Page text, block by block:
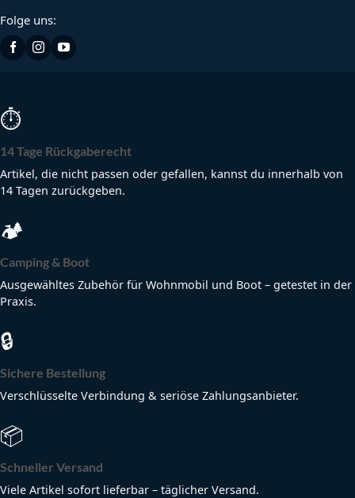
Folge uns:
⏱
14 Tage Rückgaberecht
Artikel, die nicht passen oder gefallen, kannst du innerhalb von
14 Tagen zurückgeben.
🏕
Camping & Boot
Ausgewähltes Zubehör für Wohnmobil und Boot – getestet in der
Praxis.
🔒
Sichere Bestellung
Verschlüsselte Verbindung & seriöse Zahlungsanbieter.
📦
Schneller Versand
Viele Artikel sofort lieferbar – täglicher Versand.